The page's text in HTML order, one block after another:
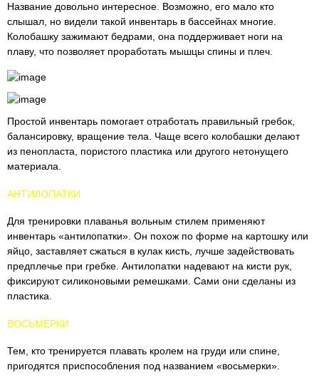
Название довольно интересное. Возможно, его мало кто
слышал, но видели такой инвентарь в бассейнах многие.
Колобашку зажимают бедрами, она поддерживает ноги на
плаву, что позволяет проработать мышцы спины и плеч.
Простой инвентарь помогает отработать правильный гребок,
балансировку, вращение тела. Чаще всего колобашки делают
из пенопласта, пористого пластика или другого нетонущего
материала.
АНТИЛОПАТКИ
Для тренировки плаванья вольным стилем применяют
инвентарь «антилопатки». Он похож по форме на картошку или
яйцо, заставляет сжаться в кулак кисть, лучше задействовать
предплечье при гребке. Антилопатки надевают на кисти рук,
фиксируют силиконовыми ремешками. Сами они сделаны из
пластика.
ВОСЬМЕРКИ
Тем, кто тренируется плавать кролем на груди или спине,
пригодятся приспособления под названием «восьмерки».